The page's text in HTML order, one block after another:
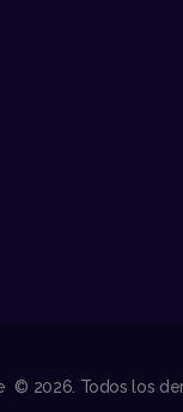
© 2026. Todos los